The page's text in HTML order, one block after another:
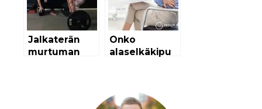
Jalkaterän
murtuman
Onko
alaselkäkipu